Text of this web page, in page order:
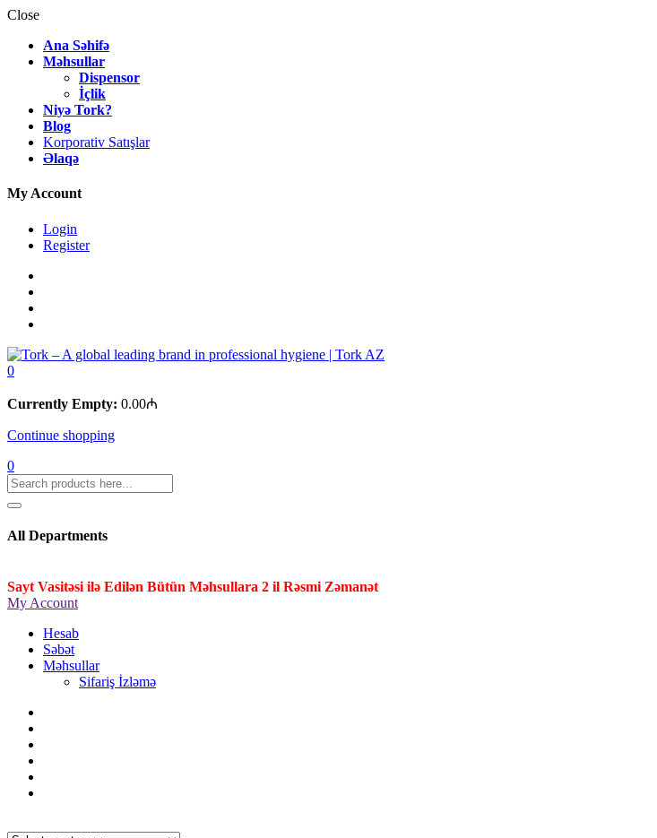
Close
Ana Səhifə
Məhsullar
Dispensor
İçlik
Niyə Tork?
Blog
Korporativ Satışlar
Əlaqə
My Account
Login
Register
0
Currently Empty: 0.00₼
Continue shopping
0
All Departments
Sayt Vasitəsi ilə Edilən Bütün Məhsullara 2 il Rəsmi Zəmanət
My Account
Hesab
Səbət
Məhsullar
Sifariş İzləmə